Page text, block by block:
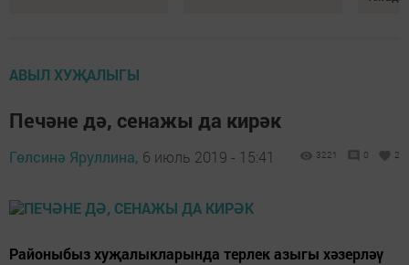
АВЫЛ ХУҖАЛЫГЫ
Печәне дә, сенажы да кирәк
Гөлсинә Яруллина, 6 июль 2019 - 15:41 3221 0 2
Районыбыз хуҗалыкларында терлек азыгы хәзерләү